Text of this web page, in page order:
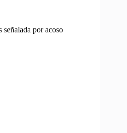
señalada por acoso